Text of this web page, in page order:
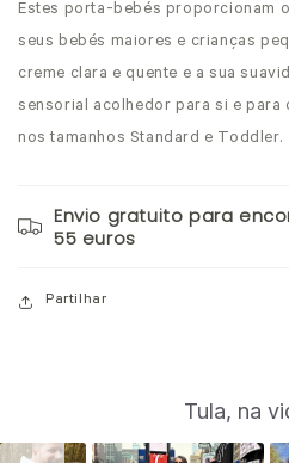
Estes porta-bebés proporcionam
seus bebés maiores e crianças
creme clara e quente e a sua
sensorial acolhedor para si e para
nos tamanhos Standard e Toddler.
Envio gratuito para
55 euros
Partilhar
Tula, na